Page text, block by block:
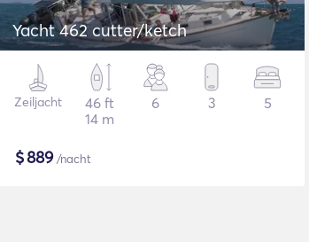
Yacht 462 cutter/ketch
Zeiljacht
46 ft
14 m
6 3 5
$889/nacht